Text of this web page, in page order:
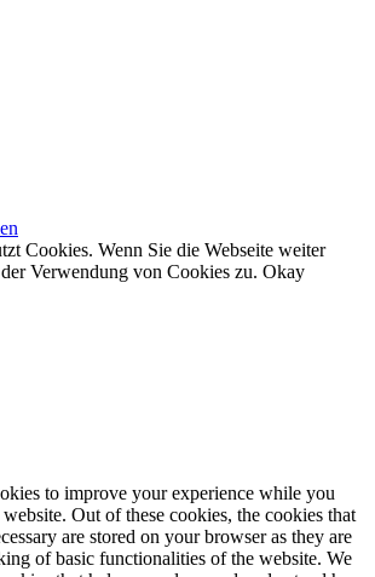
Cookies. Wenn Sie die Webseite weiter
Verwendung von Cookies zu. Okay
to improve your experience while you
Out of these cookies, the cookies that
are stored on your browser as they are
of basic functionalities of the website. We